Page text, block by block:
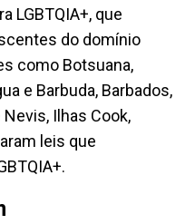
LGBTQIA+, que
do domínio
como Botsuana,
e Barbuda, Barbados,
Ilhas Cook,
leis que